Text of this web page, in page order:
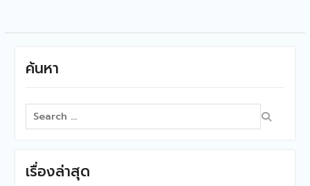
ค้นหา
Search
for:
เรื่องล่าสุด